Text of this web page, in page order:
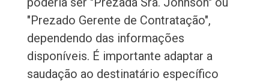
"Prezado Gerente de Contratação",
dependendo das informações
disponíveis. É importante adaptar a
saudação ao destinatário específico